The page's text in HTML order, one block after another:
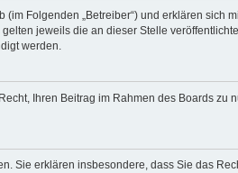
(im Folgenden „Betreiber“) und erklären
jeweils die an dieser Stelle
werden.
Ihren Beitrag im Rahmen des Boards zu
Sie erklären insbesondere, dass Sie das